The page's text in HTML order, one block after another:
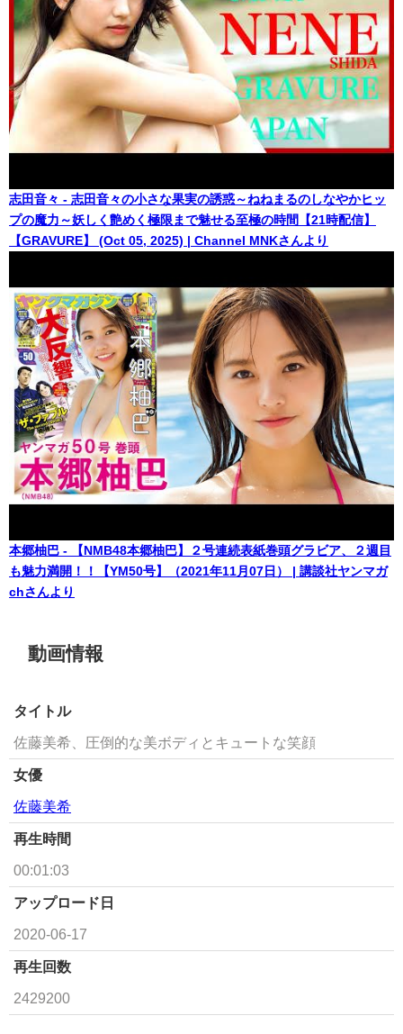
志田音々 - 志田音々の小さな果実の誘惑～ねねまるのしなやかヒッ
プの魔力～妖しく艶めく極限まで魅せる至極の時間【21時配信】
【GRAVURE】 (Oct 05, 2025) | Channel MNKさんより
本郷柚巴 - 【NMB48本郷柚巴】２号連続表紙巻頭グラビア、２週目
も魅力満開！！【YM50号】（2021年11月07日） | 講談社ヤンマガ
chさんより
動画情報
タイトル
佐藤美希、圧倒的な美ボディとキュートな笑顔
女優
佐藤美希
再生時間
00:01:03
アップロード日
2020-06-17
再生回数
2429200